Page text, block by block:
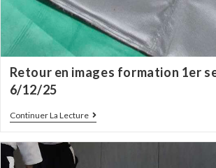
Retour en images formation 1er
6/12/25
Continuer La Lecture